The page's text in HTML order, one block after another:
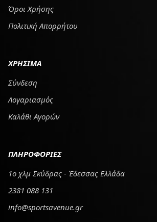
Όροι Χρήσης
Πολιτική Απορρήτου
ΧΡΗΣΙΜΑ
Σύνδεση
Λογαριασμός
Καλάθι Αγορών
ΠΛΗΡΟΦΟΡΙΕΣ
1ο χλμ Σκύδρας - Έδεσσας Ελλάδα
2381 088 131
info@sportsavenue.gr